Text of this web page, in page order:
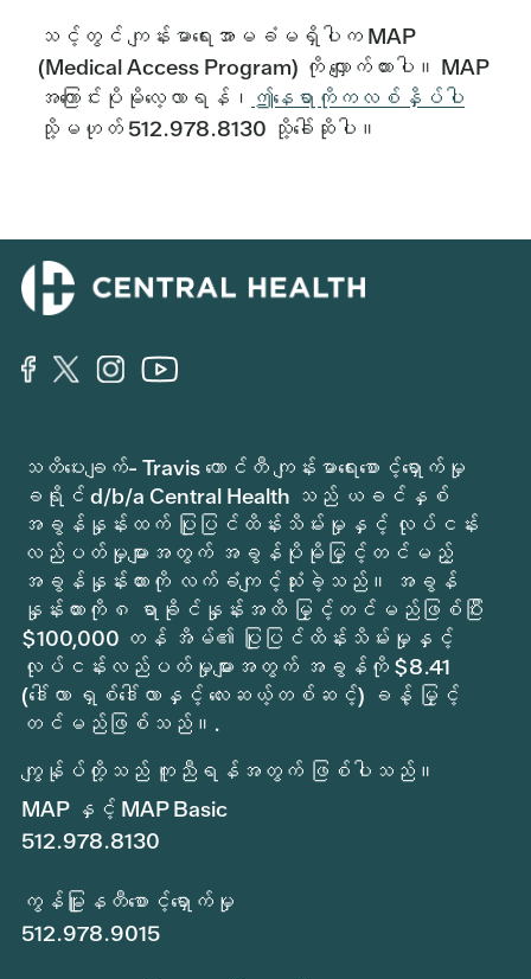
သင့်တွင် ကျန်းမာရေးအာမခံမရှိပါက MAP
(Medical Access Program) ကို လျှောက်ထားပါ။ MAP
အကြောင်းပိုမိုလေ့လာရန်၊ ဤနေရာကိုကလစ်နှိပ်ပါ
သို့မဟုတ် 512.978.8130 သို့ခေါ်ဆိုပါ။
သတိပေးချက်- Travis ကောင်တီ ကျန်းမာရေးစောင့်ရှောက်မှု
ခရိုင် d/b/a Central Health သည် ယခင်နှစ်
အခွန်နှုန်းထက် ပြုပြင်ထိန်းသိမ်းမှုနှင့် လုပ်ငန်း
လည်ပတ်မှုများအတွက် အခွန်ပိုမိုမြှင့်တင်မည့်
အခွန်နှုန်းထားကို လက်ခံကျင့်သုံးခဲ့သည်။ အခွန်
နှုန်းထားကို ၈ ရာခိုင်နှုန်းအထိ မြှင့်တင်မည်ဖြစ်ပြီး
$100,000 တန် အိမ်၏ ပြုပြင်ထိန်းသိမ်းမှုနှင့်
လုပ်ငန်းလည်ပတ်မှုများအတွက် အခွန်ကို $8.41
(ဒေါ်လာ ရှစ်ဒေါ်လာနှင့် လေးဆယ့်တစ်ဆင့်) ခန့် မြှင့်
တင်မည်ဖြစ်သည်။.
ကျွန်ုပ်တို့သည် ကူညီရန်အတွက် ဖြစ်ပါသည်။
MAP နှင့် MAP Basic
512.978.8130
ကွန်မြူနတီစောင့်ရှောက်မှု
512.978.9015